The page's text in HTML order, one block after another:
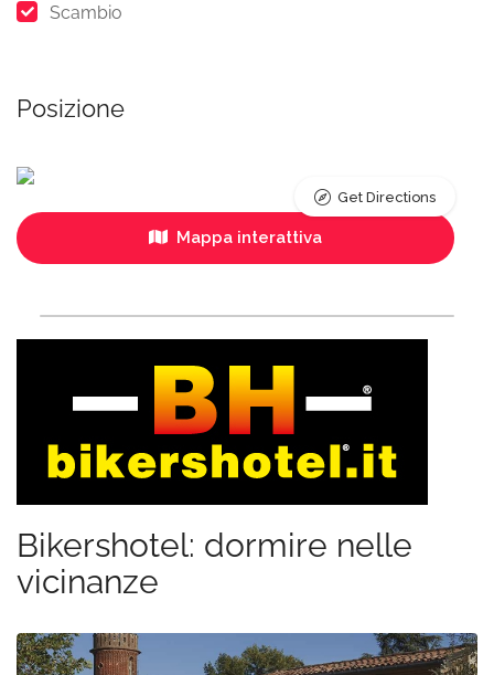
Scambio
Posizione
Mappa interattiva
Get Directions
Bikershotel: dormire nelle
vicinanze